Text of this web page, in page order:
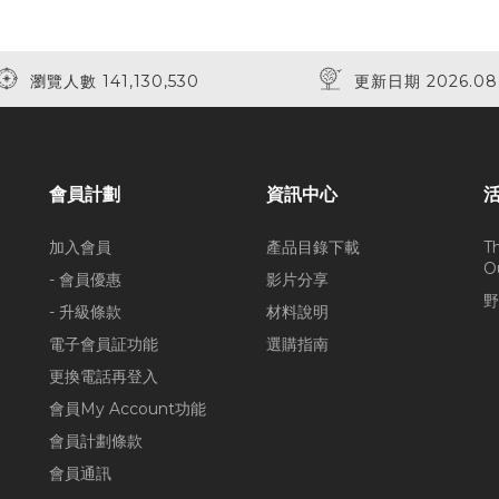
瀏覽人數 141,130,530 更新日期
會員計劃
加入會員
- 會員優惠
- 升級條款
電子會員証功能
更換電話再登入
會員My Account功能
會員計劃條款
會員通訊
資訊中心
產品目錄下載
影片分享
材料說明
選購指南